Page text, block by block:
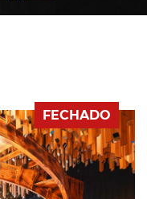
FECHADO